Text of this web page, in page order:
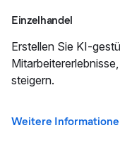
Einzelhandel
Erstellen Sie KI-
steigern.
Weitere